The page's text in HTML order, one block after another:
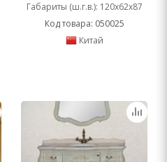
Габариты (ш.г.в.): 120x62x87
Код товара: 050025
Китай